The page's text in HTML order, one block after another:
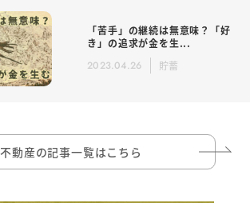
「苦手」の継続は無意味？「好
き」の追求が金を生...
2023.04.26 貯蓄
不動産の記事一覧はこちら